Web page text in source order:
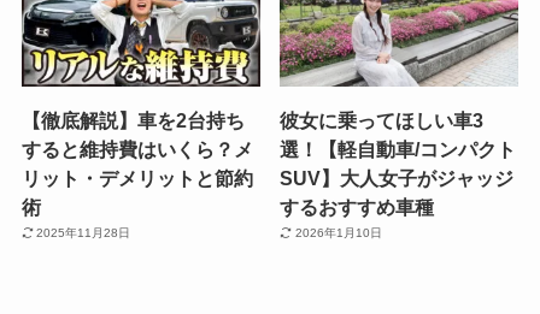
【徹底解説】車を2台持ち
すると維持費はいくら？メ
リット・デメリットと節約
術
2025年11月28日
彼女に乗ってほしい車3
選！【軽自動車/コンパクト
SUV】大人女子がジャッジ
するおすすめ車種
2026年1月10日